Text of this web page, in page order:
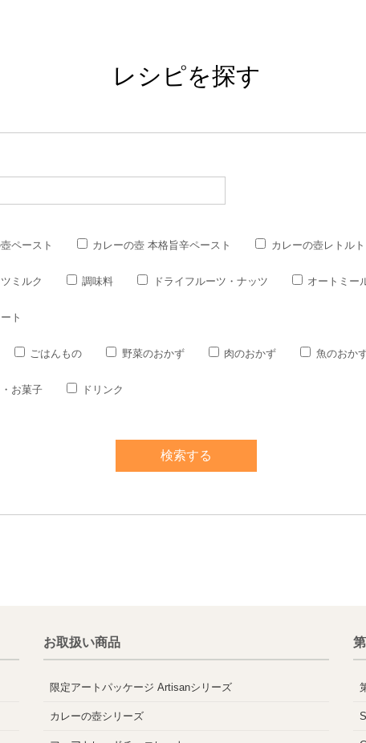
レシピを探す
ペースト カレーの壺 本格旨辛ペースト カレーの壺レトルト
ミルク 調味料 ドライフルーツ・ナッツ オートミー
ト
ごはんもの 野菜のおかず 肉のおかず 魚のおか
お菓子 ドリンク
お取扱い商品
限定アートパッケージ Artisanシリーズ
カレーの壺シリーズ